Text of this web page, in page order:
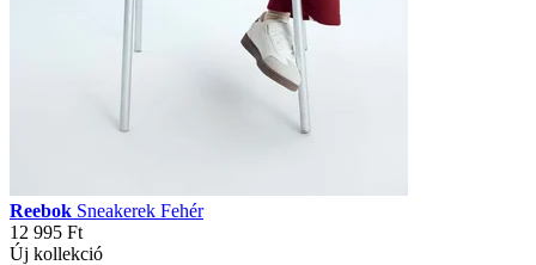
Reebok Sneakerek Fehér
12 995 Ft
Új kollekció